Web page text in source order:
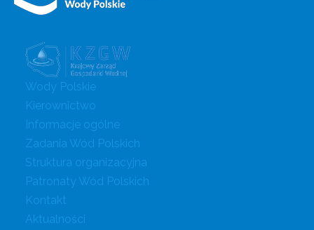
Wody Polskie
Kierownictwo
Informacje ogólne
Zadania Wód Polskich
Struktura organizacyjna
Patronaty Wód Polskich
Kontakt
Aktualności